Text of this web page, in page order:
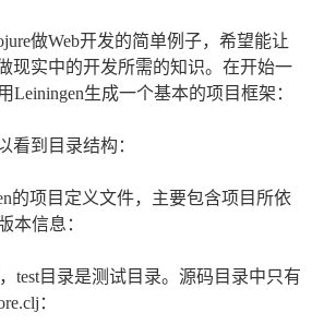
做Web开发的简单例子，希望能让
现实中的开发所需的知识。在开始一
Leiningen生成一个基本的项目框架：
看到目录结构：
的项目定义文件，主要包含项目所依
本信息：
test目录是测试目录。源码目录中只有
：